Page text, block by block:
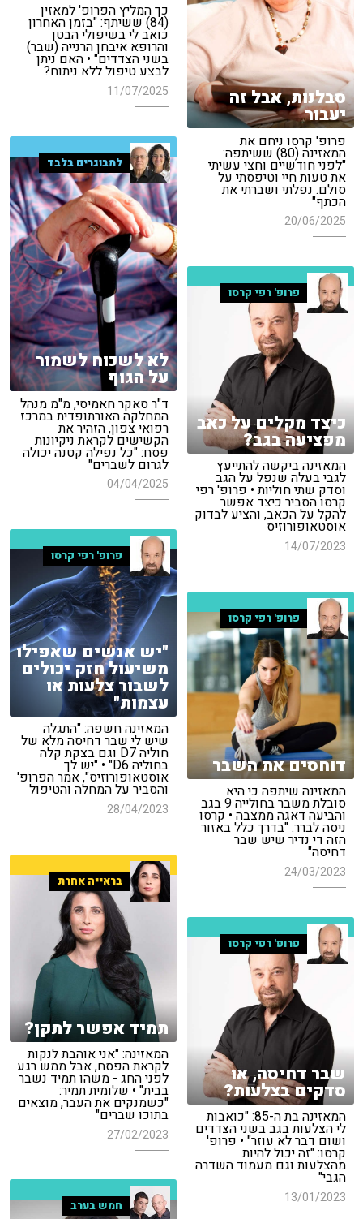
כך המליץ הפרופ' למאזין
(84) ששיתף: "בזמן האחרון
כואב לי בשיפולי הבטן
והרופא איבחן הרנייה (שבר)
בשני הצדדים" • האם ניתן
לבצע טיפול ללא ניתוח?
11/07/2025 סבלנות, אבל זה
יעבור
פרופ' קרסו ניחם את
המאזינה (80) ששיתפה:
"לפני חודשיים וחצי עשיתי
את טעות חיי וטיפסתי על
סולם. נפלתי ושברתי את
הכתף"
20/06/2025
למבוגרים בלבד
לא לשכוח לשמור
על הגוף
ד"ר סאקר חאמיסי, מ"מ מנהל
המחלקה האורתופדית במרכז
רפואי צפון, הזהיר את
הקשישים לקראת ניקיונות
פסח: "כל נפילה קטנה יכולה
לגרום לשברים"
04/04/2025
פרופ' רפי קרסו
כיצד מקלים על כאב
מפציעה בגב?
המאזינה ביקשה להתייעץ
לגבי בעלה שנפל על הגב
וסדק שתי חוליות • פרופ' רפי
קרסו הסביר כיצד אפשר
להקל על הכאב, והציע לבדוק
אוסטאופורוזיס
14/07/2023
פרופ' רפי קרסו
"יש אנשים שאפילו
משיעול חזק יכולים
לשבור צלעות או
עצמות"
המאזינה חשפה: "התגלה
שיש לי שבר דחיסה מלא של
חוליה D7 וגם בצקת קלה
בחוליה D6" • "יש לך
אוסטאופורוזיס", אמר הפרופ'
והסביר על המחלה והטיפול
28/04/2023
פרופ' רפי קרסו
דוחסים את השבר
המאזינה שיתפה כי היא
סובלת משבר בחולייה 9 בגב
והביעה דאגה ממצבה • קרסו
ניסה לברר: "בדרך כלל באזור
הזה די נדיר שיש שבר
דחיסה"
24/03/2023
בראייה אחרת
תמיד אפשר לתקן?
המאזינה: "אני אוהבת לנקות
לקראת הפסח, אבל ממש רגע
לפני החג - משהו תמיד נשבר
בבית" • שלומית תמיר:
"כשמנקים את העבר, מוצאים
בתוכו שברים"
27/02/2023
פרופ' רפי קרסו
שבר דחיסה, או
סדקים בצלעות?
המאזינה בת ה-85: "כואבות
לי הצלעות בגב בשני הצדדים
ושום דבר לא עוזר" • פרופ'
קרסו: "זה יכול להיות
מהצלעות וגם מעמוד השדרה
הגבי"
13/01/2023
חמש בערב